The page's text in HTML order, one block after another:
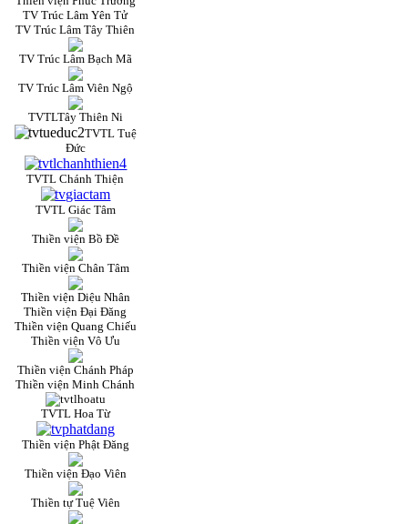
TV Trúc Lâm Yên Tử
TV Trúc Lâm Tây Thiên
TV Trúc Lâm Bạch Mã
TV Trúc Lâm Viên Ngộ
TVTLTây Thiên Ni
TVTL Tuệ
Đức
TVTL Chánh Thiện
TVTL Giác Tâm
Thiền viện Bồ Đề
Thiền viện Chân Tâm
Thiền viện Diệu Nhân
Thiền viện Đại Đăng
Thiền viện Quang Chiếu
Thiền viện Vô Ưu
Thiền viện Chánh Pháp
Thiền viện Minh Chánh
TVTL Hoa Từ
Thiền viện Phật Đăng
Thiền viện Đạo Viên
Thiền tự Tuệ Viên